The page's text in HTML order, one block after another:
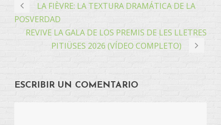
LA FIÈVRE: LA TEXTURA DRAMÁTICA DE LA
POSVERDAD
REVIVE LA GALA DE LOS PREMIS DE LES LLETRES
PITIÜSES 2026 (VÍDEO COMPLETO)
ESCRIBIR UN COMENTARIO